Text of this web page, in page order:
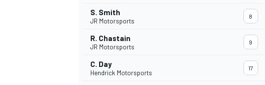
S. Smith
JR Motorsports
8
R. Chastain
JR Motorsports
9
C. Day
Hendrick Motorsports
17